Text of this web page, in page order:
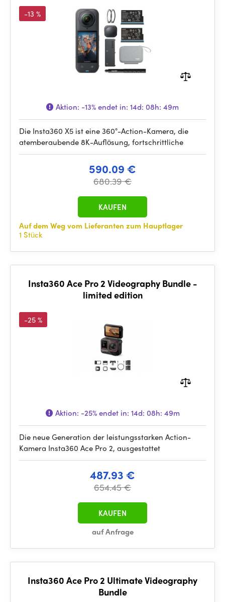
-13 %
Aktion: -13%endet in: 14d: 08h: 49m
Die Insta360 X5 ist eine 360°-Action-Kamera, die
atemberaubende 8K-Auflösung, fortschrittliche
590.09 €
680.39 €
Auf dem Weg vom Lieferanten zum Hauptlager
1 Stück
KAUFEN
Insta360 Ace Pro 2 Videography Bundle -
limited edition
-25 %
Aktion: -25%endet in: 14d: 08h: 49m
Die neue Generation der leistungsstarken Action-
Kamera Insta360 Ace Pro 2, ausgestattet
487.93 €
654.45 €
auf Anfrage
KAUFEN
Insta360 Ace Pro 2 Ultimate Videography
Bundle